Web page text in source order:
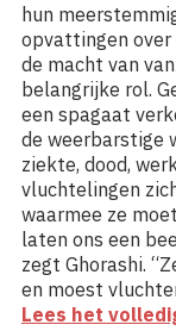
hun
opvattingen
de macht van
belangrijke rol.
een spagaat
de weerbarstige
ziekte, dood,
vluchtelingen
waarmee ze
laten ons een
zegt Ghorashi.
en moest
Lees het